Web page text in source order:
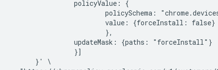
                policyValue: {
policySchema:
                        value: {forceInstall: false}
                        },
                updateMask: {paths: "forceInstall"}
                }]
      }' \